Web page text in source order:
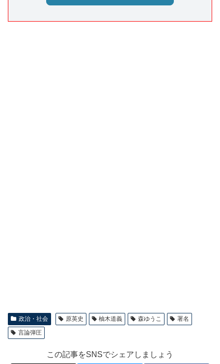
政治・社会 原英史 柚木道義 森ゆうこ
署名
言論弾圧
この記事をSNSでシェアしましょう